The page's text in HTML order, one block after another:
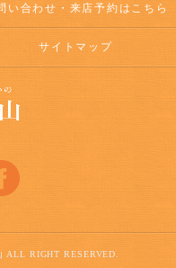
い合わせ・来店予約はこちら
サイトマップ
ALL RIGHT RESERVED.